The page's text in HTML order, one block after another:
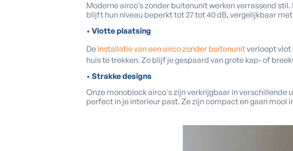
Moderne airco’s zonder buitenunit werken verrassend
blijft hun niveau beperkt tot 27 tot 40 dB, vergelijkbaar
• Vlotte plaatsing
De installatie van een airco zonder buitenunitverloopt vlot
huis te trekken. Zo blijf je gespaard van grote kap- of
• Strakke designs
Onze monoblock airco's zijn verkrijgbaar in
perfect in je interieur past. Ze zijn compact en gaan mooi